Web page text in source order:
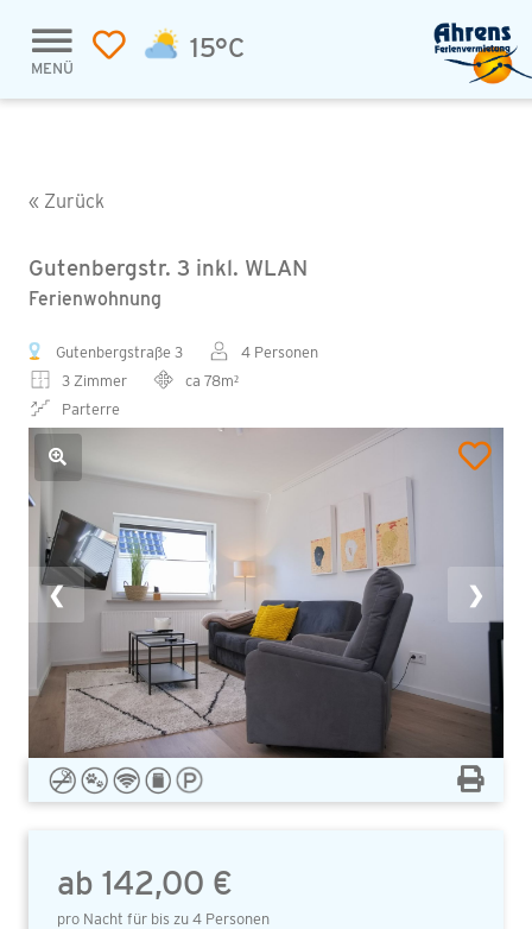
MENÜ
15°C
« Zurück
Gutenbergstr. 3 inkl. WLAN
Ferienwohnung
Gutenbergstraße 3
4 Personen
3 Zimmer
ca 78m²
Parterre
❮ ❯
ab 142,00 €
pro Nacht für bis zu 4 Personen